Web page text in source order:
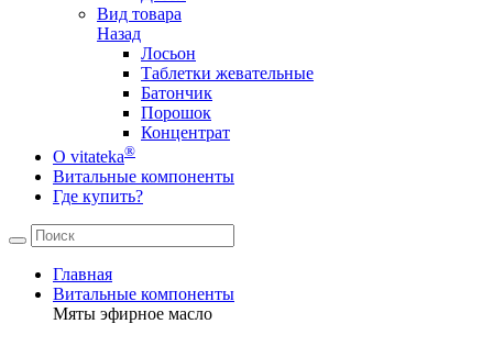
Вид товара
Назад
Лосьон
Таблетки жевательные
Батончик
Порошок
Концентрат
О vitateka®
Витальные компоненты
Где купить?
Главная
Витальные компоненты
Мяты эфирное масло